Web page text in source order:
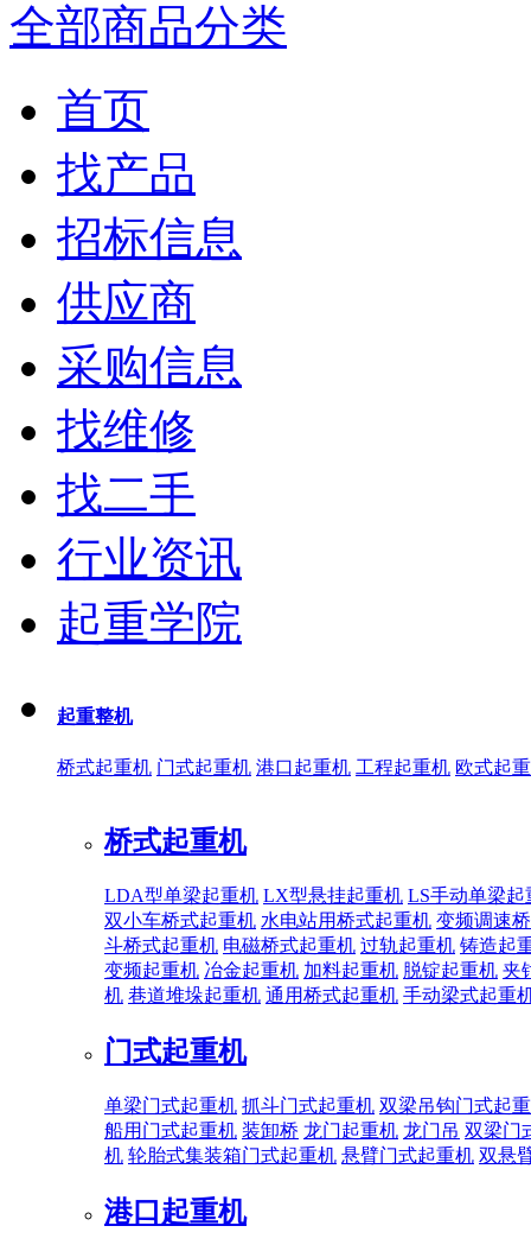
全部商品分类
首页
找产品
招标信息
供应商
采购信息
找维修
找二手
行业资讯
起重学院
起重整机
桥式起重机 门式起重机 港口起重机 工程起重机 欧式起
桥式起重机
LDA型单梁起重机 LX型悬挂起重机 LS手动单梁起
双小车桥式起重机 水电站用桥式起重机 变频调速
斗桥式起重机 电磁桥式起重机 过轨起重机 铸造起
变频起重机 冶金起重机 加料起重机 脱锭起重机 夹
机 巷道堆垛起重机 通用桥式起重机 手动梁式起重
门式起重机
单梁门式起重机 抓斗门式起重机 双梁吊钩门式起
船用门式起重机 装卸桥 龙门起重机 龙门吊 双梁门
机 轮胎式集装箱门式起重机 悬臂门式起重机 双悬
港口起重机